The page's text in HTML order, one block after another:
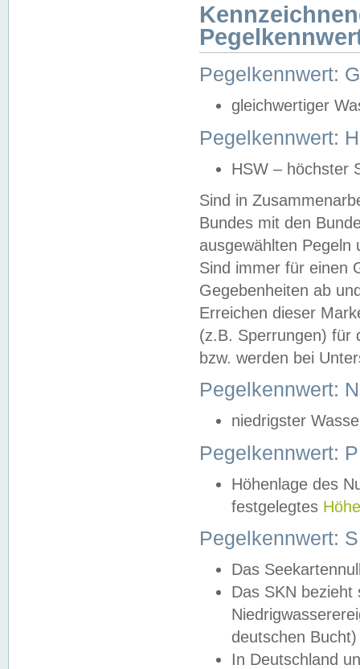
Pegelkennwert:
gleichwertiger
Pegelkennwert:
HSW – höchster
Sind in
Bundes mit den
ausgewählten
Sind immer für einen
Gegebenheiten ab
Erreichen dieser
(z.B. Sperrungen) für
bzw. werden bei
Pegelkennwert:
niedrigster
Pegelkennwert:
Höhenlage des
festgelegtes
Pegelkennwert:
Das
Das SKN
deutschen
In Deutschland